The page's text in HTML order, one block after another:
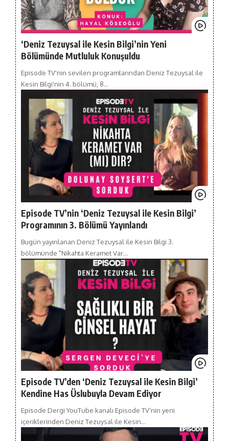
‘Deniz Tezuysal ile Kesin Bilgi’nin Yeni
Bölümünde Mutluluk Konuşuldu
Episode TV'nin sevilen programlarından Deniz Tezuysal ile
Kesin Bilgi'nin 4. bölümü, 8…
Episode TV’nin ‘Deniz Tezuysal ile Kesin Bilgi’
Programının 3. Bölümü Yayınlandı
Bugün yayınlanan Deniz Tezuysal ile Kesin Bilgi 3.
bölümünde "Nikahta Keramet Var…
Episode TV’den ‘Deniz Tezuysal ile Kesin Bilgi’
Kendine Has Üslubuyla Devam Ediyor
Episode Dergi YouTube kanalı Episode TV’nin yeni
içeriklerinden Deniz Tezuysal ile Kesin…